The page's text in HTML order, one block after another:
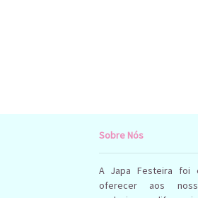
Sobre Nós
A Japa Festeira foi
oferecer aos